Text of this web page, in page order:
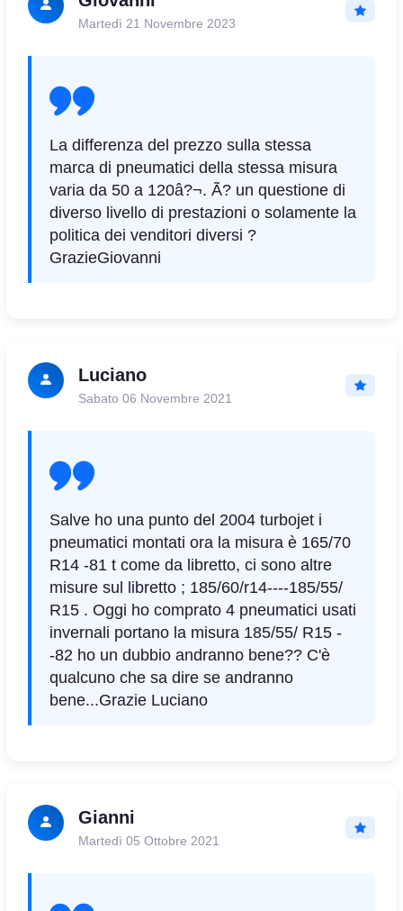
Martedì 21 Novembre 2023
La differenza del prezzo sulla stessa
marca di pneumatici della stessa misura
varia da 50 a 120â?¬. Ã? un questione di
diverso livello di prestazioni o solamente la
politica dei venditori diversi ?
GrazieGiovanni
Luciano
Sabato 06 Novembre 2021
Salve ho una punto del 2004 turbojet i
pneumatici montati ora la misura è 165/70
R14 -81 t come da libretto, ci sono altre
misure sul libretto ; 185/60/r14----185/55/
R15 . Oggi ho comprato 4 pneumatici usati
invernali portano la misura 185/55/ R15 -
-82 ho un dubbio andranno bene?? C'è
qualcuno che sa dire se andranno
bene...Grazie Luciano
Gianni
Martedì 05 Ottobre 2021